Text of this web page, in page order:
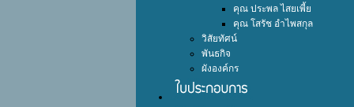
คุณ ประพล ไสยเพี้ย
คุณ โสรัช อำไพสกุล
วิสัยทัศน์
พันธกิจ
ผังองค์กร